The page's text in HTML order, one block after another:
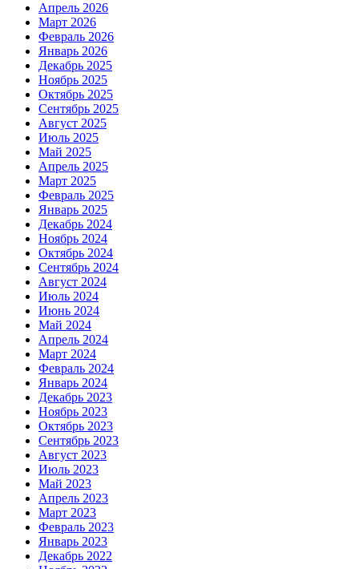
Апрель 2026
Март 2026
Февраль 2026
Январь 2026
Декабрь 2025
Ноябрь 2025
Октябрь 2025
Сентябрь 2025
Август 2025
Июль 2025
Май 2025
Апрель 2025
Март 2025
Февраль 2025
Январь 2025
Декабрь 2024
Ноябрь 2024
Октябрь 2024
Сентябрь 2024
Август 2024
Июль 2024
Июнь 2024
Май 2024
Апрель 2024
Март 2024
Февраль 2024
Январь 2024
Декабрь 2023
Ноябрь 2023
Октябрь 2023
Сентябрь 2023
Август 2023
Июль 2023
Май 2023
Апрель 2023
Март 2023
Февраль 2023
Январь 2023
Декабрь 2022